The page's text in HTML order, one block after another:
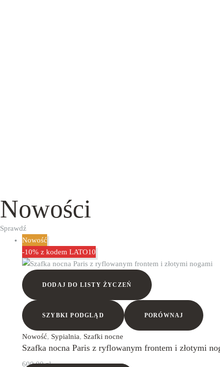
Nowości
Sprawdź
Nowość
-10% z kodem LATO10
DODAJ DO LISTY ŻYCZEŃ
SZYBKI PODGLĄD PORÓWNAJ
Nowość, Sypialnia, Szafki nocne
Szafka nocna Paris z ryflowanym frontem i złotymi
600,00zł